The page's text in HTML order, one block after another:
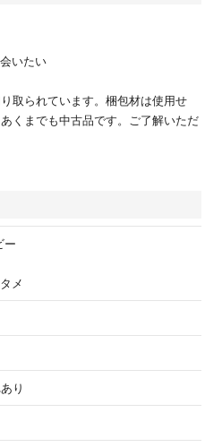
いたい
取られています。梱包材は使用せ
くまでも中古品です。ご了解いただ
ー
メ
り